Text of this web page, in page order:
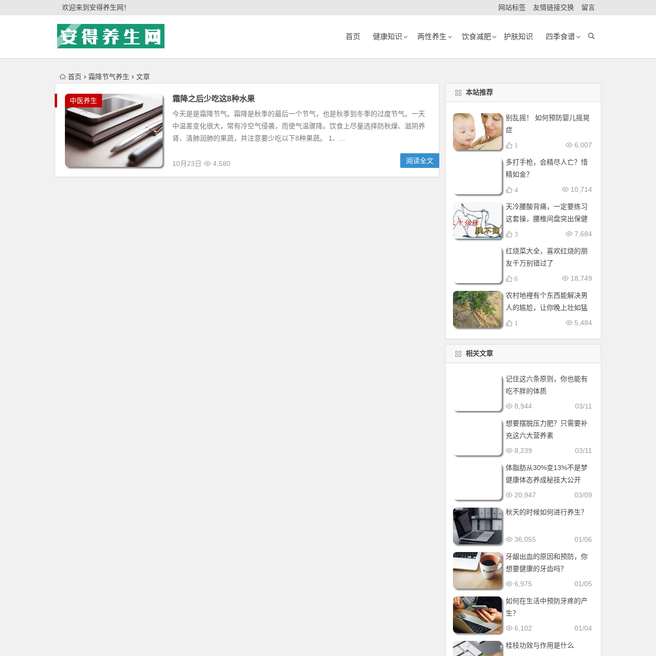
欢迎来到安得养生网！ 网站标签 友情链接交换 留言
首页 健康知识 两性养生 饮食减肥 护肤知识 四季食谱
首页 霜降节气养生 文章
中医养生 霜降之后少吃这8种水果
今天是是霜降节气。霜降是秋季的最后一个节气，也是秋季到冬季的过度节气。一天
中温差变化很大，常有冷空气侵袭，而使气温骤降。饮食上尽量选择防秋燥、滋阴养
肾、清肺润肺的果蔬，并注意要少吃以下8种果蔬。 1、...
10月23日 4,580 阅读全文
本站推荐
别乱摇！ 如何预防婴儿摇晃
症
6,007
1
多打手枪，会精尽人亡？惜
精如金？
10,714
4
天冷腰酸背痛，一定要练习
这套操，腰椎间盘突出保健
操，全套收好！每天十分钟
7,684
3
红烧菜大全，喜欢红烧的朋
友千万别错过了
18,749
6
农村地裡有个东西能解决男
人的尴尬，让你晚上壮如猛
牛床受不了
5,484
1
相关文章
记住这六条原则，你也能有
吃不胖的体质
03/11
8,944
想要摆脱压力肥？只需要补
充这六大营养素
03/11
8,239
体脂肪从30%变13%不是梦
健康体态养成秘技大公开
03/09
20,947
秋天的时候如何进行养生？
01/06
36,055
牙龈出血的原因和预防，你
想要健康的牙齿吗？
01/05
6,975
如何在生活中预防牙疼的产
生？
01/04
6,102
桂枝功效与作用是什么